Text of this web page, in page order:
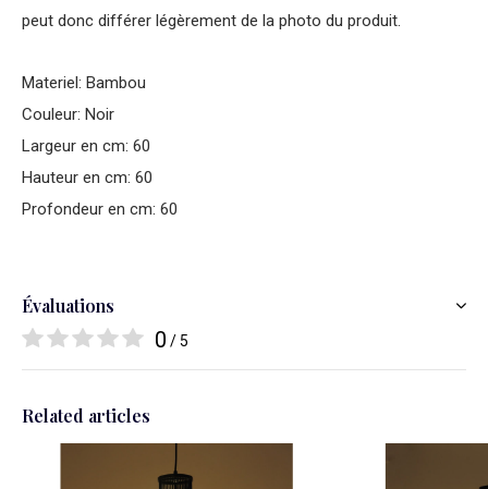
peut donc différer légèrement de la photo du produit.
Materiel: Bambou
Couleur: Noir
Largeur en cm: 60
Hauteur en cm: 60
Profondeur en cm: 60
Évaluations
0 / 5
Related articles